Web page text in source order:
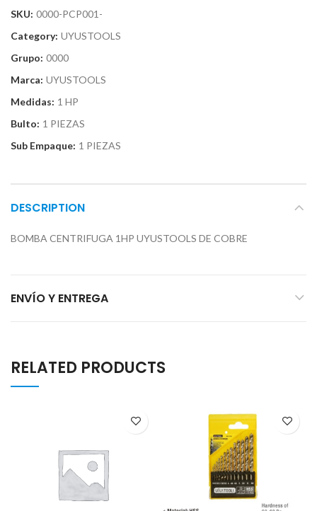
SKU: 0000-PCP001-
Category: UYUSTOOLS
Grupo: 0000
Marca: UYUSTOOLS
Medidas: 1 HP
Bulto: 1 PIEZAS
Sub Empaque: 1 PIEZAS
DESCRIPTION
BOMBA CENTRIFUGA 1HP UYUSTOOLS DE COBRE
ENVÍO Y ENTREGA
RELATED PRODUCTS